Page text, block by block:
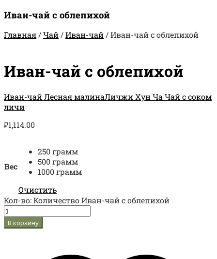
Иван-чай с облепихой
Главная/Чай/Иван-чай/Иван-чай с облепихой
Иван-чай с облепихой
Иван-чай Лесная малинаЛичжи Хун Ча Чай с соком
личи
₽1,114.00
Вес
250 грамм
500 грамм
1000 грамм
Очистить
Кол-во:Количество Иван-чай с облепихой
В корзину